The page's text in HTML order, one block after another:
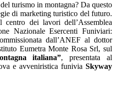
turismo in montagna? Da questo
di marketing turistico del futuro.
dei lavori dell’Assemblea
Nazionale Esercenti Funiviari:
dall’ANEF al dottor
Eumetra Monte Rosa Srl, sul
italiana”, presentata al
e avveniristica funivia Skyway